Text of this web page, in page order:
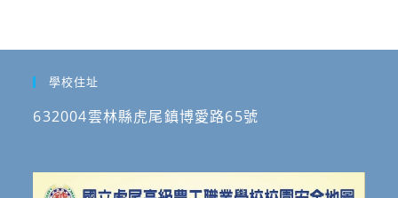
學校住址
632004雲林縣虎尾鎮博愛路65號